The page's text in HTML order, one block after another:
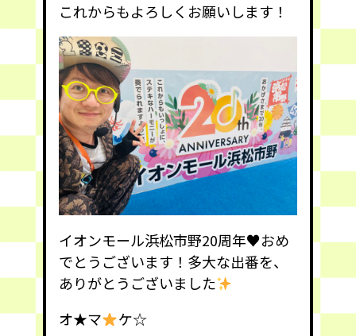
これからもよろしくお願いします！
イオンモール浜松市野20周年♥️おめ
でとうございます！多大な出番を、
ありがとうございました
オ★マ
ケ☆